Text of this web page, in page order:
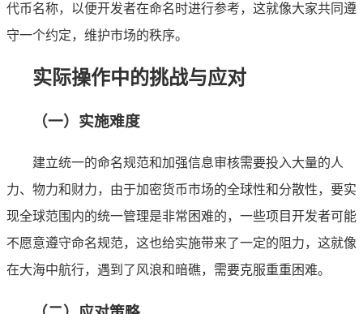
代币名称，以便开发者在命名时进行参考，这就像大家共同遵
守一个约定，维护市场的秩序。
实际操作中的挑战与应对
（一）实施难度
建立统一的命名规范和加强信息审核需要投入大量的人
力、物力和财力，由于加密货币市场的全球性和分散性，要实
现全球范围内的统一管理是非常困难的，一些项目开发者可能
不愿意遵守命名规范，这也给实施带来了一定的阻力，这就像
在大海中航行，遇到了风浪和暗礁，需要克服重重困难。